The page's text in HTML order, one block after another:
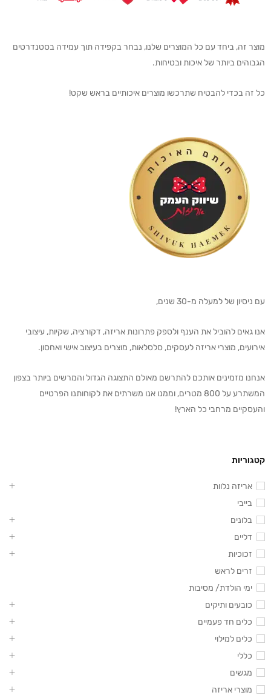
מוצר זה, ביחד עם כל המוצרים שלנו, נבחר בקפידה תוך עמידה בסטנדרטים
הגבוהים ביותר של איכות ובטיחות.
כל זה בכדי להבטיח שתרכשו מוצרים איכותיים בראש שקט!
עם ניסיון של למעלה מ-30 שנים,
אנו גאים להוביל את הענף ולספק פתרונות אריזה, דקורציה, שקיות, עיצובי
אירועים, מוצרי אריזה לעסקים, סלסלאות, מוצרים בעיצוב אישי ואחסון.
אנחנו מזמינים אותכם להתרשם מאולם התצוגה הגדול והמרשים ביותר בצפון
המשתרע על 800 מטרים, וממנו אנו משרתים את לקוחותנו הפרטיים
והעסקיים מרחבי כל הארץ!
קטגוריות
אריזה נלוות
בייבי
בלונים
דליים
זכוכיות
זרים לראש
ימי הולדת/ מסיבות
כובעים ותיקים
כלים חד פעמיים
כלים למילוי
כללי
מגשים
מוצרי אריזה